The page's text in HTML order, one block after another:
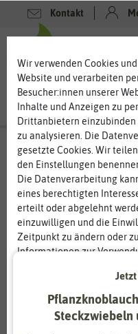
Kontakt
Wir verwenden Cookies
Website und verarbeiten
Besucher:innen unserer
Inhalte und Anzeigen zu
Drittanbietern einzubinden
zu analysieren. Die
gesetzte Cookies. Wir
den Einstellungen
Die Datenverarbeitung
eines berechtigten
erteilt oder abgelehnt
einzuwilligen und die
Zeitpunkt zu ändern oder
Informationen zur
Essenziell
Steckzwiebeln